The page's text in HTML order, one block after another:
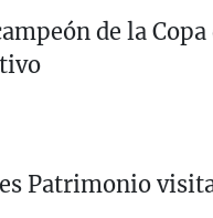
de la
Patrimonio